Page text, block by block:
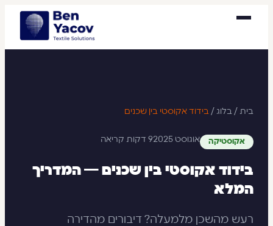
בית / בלוג / בידוד אקוסטי בין שכנים
אקוסטיקה אוגוסט 2025 9 דקות קריאה
בידוד אקוסטי בין שכנים — המדריך
המלא
רעש מהשכן מלמעלה? דיבורים מהדירה